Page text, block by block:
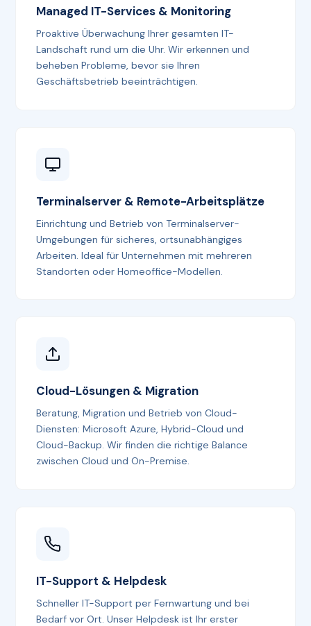
Managed IT-Services & Monitoring
Proaktive Überwachung Ihrer gesamten IT-
Landschaft rund um die Uhr. Wir erkennen und
beheben Probleme, bevor sie Ihren
Geschäftsbetrieb beeinträchtigen.
Terminalserver & Remote-Arbeitsplätze
Einrichtung und Betrieb von Terminalserver-
Umgebungen für sicheres, ortsunabhängiges
Arbeiten. Ideal für Unternehmen mit mehreren
Standorten oder Homeoffice-Modellen.
Cloud-Lösungen & Migration
Beratung, Migration und Betrieb von Cloud-
Diensten: Microsoft Azure, Hybrid-Cloud und
Cloud-Backup. Wir finden die richtige Balance
zwischen Cloud und On-Premise.
IT-Support & Helpdesk
Schneller IT-Support per Fernwartung und bei
Bedarf vor Ort. Unser Helpdesk ist Ihr erster